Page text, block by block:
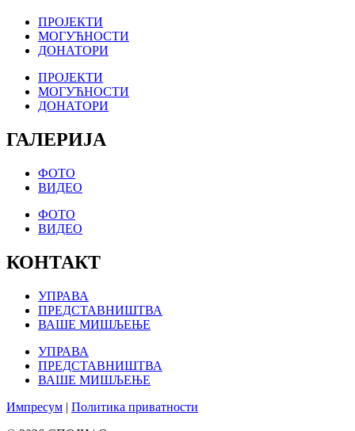
ПРОЈЕКТИ
МОГУЋНОСТИ
ДОНАТОРИ
ПРОЈЕКТИ
МОГУЋНОСТИ
ДОНАТОРИ
ГАЛЕРИЈА
ФОТО
ВИДЕО
ФОТО
ВИДЕО
КОНТАКТ
УПРАВА
ПРЕДСТАВНИШТВА
ВАШЕ МИШЉЕЊЕ
УПРАВА
ПРЕДСТАВНИШТВА
ВАШЕ МИШЉЕЊЕ
Импресум | Политика приватности